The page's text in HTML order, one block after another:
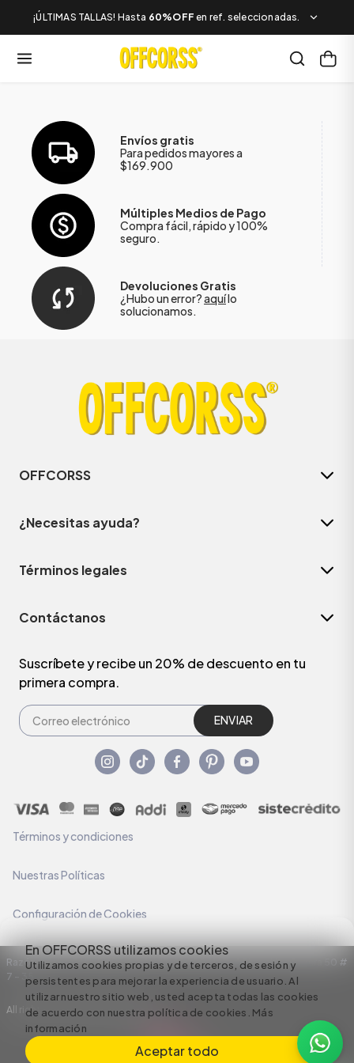
¡ÚLTIMAS TALLAS! Hasta 60%OFF en ref. seleccionadas.
En OFFCORSS utilizamos cookies
Utilizamos cookies propias y de terceros, de sesión y
persistentes para mejorar la experiencia de usuario. Al
utilizar nuestro sitio web, usted acepta todas las cookies
de acuerdo con nuestra política de cookies. Más
información
Aceptar todo
Envíos gratis
Para pedidos mayores a
$169.900
Múltiples Medios de Pago
Compra fácil, rápido y 100%
seguro.
Devoluciones Gratis
¿Hubo un error?aquílo
solucionamos.
OFFCORSS
¿Necesitas ayuda?
Términos legales
Contáctanos
Suscríbete y recibe un 20% de descuento en tu
primera compra.
ENVIAR
Términos y condiciones
Nuestras Políticas
Configuración de Cookies
Razón Social: C.I HERMECO S.A. NIT: 890924167-6 Dirección: Carrera 50 #
7 – 35
All rights reserved empowered by